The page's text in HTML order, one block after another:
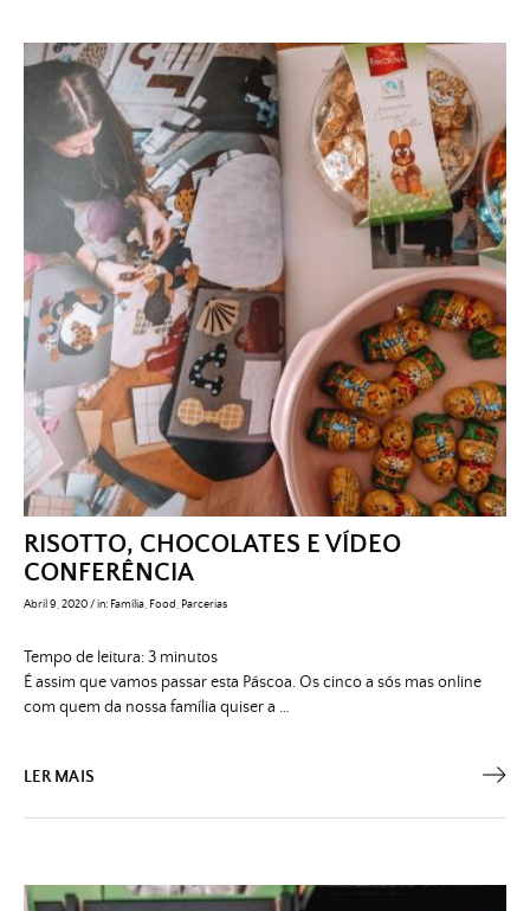
RISOTTO, CHOCOLATES E VÍDEO
CONFERÊNCIA
Abril 9, 2020/in: Família Food Parcerias
Tempo de leitura:3 minutos
É assim que vamos passar esta Páscoa. Os cinco a sós mas online
com quem da nossa família quiser a …
LER MAIS